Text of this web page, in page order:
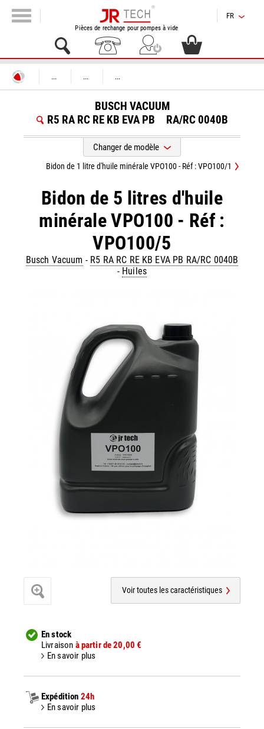
Pièces de rechange pour pompes à vide
FR
... ... ...
BUSCH VACUUM
R5 RA RC RE KB EVA PB
RA/RC 0040B
Changer de modèle
Bidon de 5 litres d'huile
minérale VPO100 - Réf :
VPO100/5
Busch Vacuum - R5 RA RC RE KB EVA PB RA/RC 0040B
- Huiles
Bidon de 1 litre d'huile minérale VPO100 - Réf : VPO100/1
Voir toutes les caractéristiques
En stock
Livraison à partir de 20,00 €
En savoir plus
Expédition 24h
En savoir plus